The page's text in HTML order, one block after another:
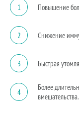
1 Повышение
2 Снижение
3 Быстрая
4
Более
вмешательства.